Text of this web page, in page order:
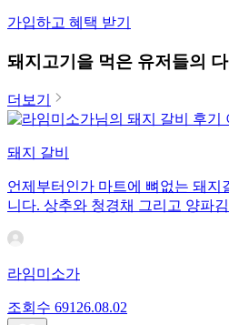
가입하고 혜택 받기
돼지고기 을 먹은 유저들의
더보기
돼지 갈비
언제부터인가 마트에 뼈없는 돼
니다. 상추와 청경채 그리고 양파
라임미소가
조회수 691 26.08.02